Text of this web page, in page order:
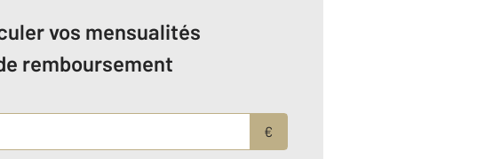
vos mensualités
remboursement
€